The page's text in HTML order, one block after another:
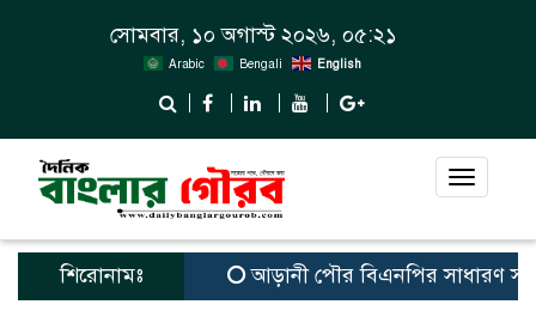
সোমবার, ১০ অগাস্ট ২০২৬, ০৫:২১
Arabic Bengali English
Toggle
শিরোনামঃ আড়ানী পৌর বিএনপির সাধারণ